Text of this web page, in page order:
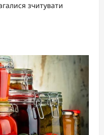
зчитувати